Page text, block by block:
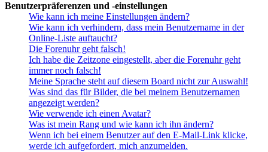
Benutzerpräferenzen und -einstellungen
Wie kann ich meine Einstellungen ändern?
Wie kann ich verhindern, dass mein Benutzername in der
Online-Liste auftaucht?
Die Forenuhr geht falsch!
Ich habe die Zeitzone eingestellt, aber die Forenuhr geht
immer noch falsch!
Meine Sprache steht auf diesem Board nicht zur Auswahl!
Was sind das für Bilder, die bei meinem Benutzernamen
angezeigt werden?
Wie verwende ich einen Avatar?
Was ist mein Rang und wie kann ich ihn ändern?
Wenn ich bei einem Benutzer auf den E-Mail-Link klicke,
werde ich aufgefordert, mich anzumelden.